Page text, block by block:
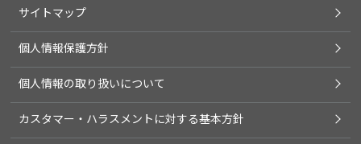
サイトマップ
個人情報保護方針
個人情報の取り扱いについて
カスタマー・ハラスメントに対する基本方針